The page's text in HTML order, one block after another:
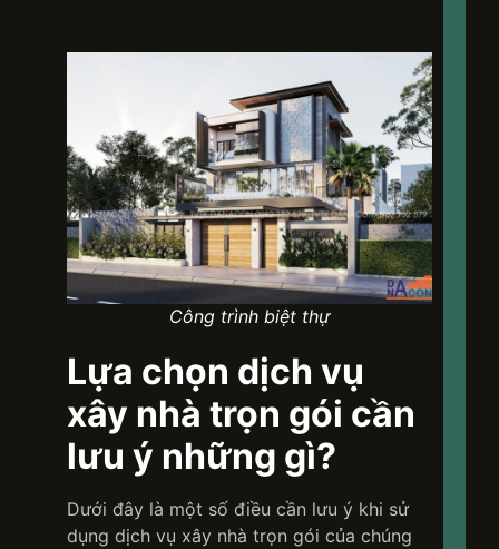
Công trình biệt thự
Lựa chọn dịch vụ
xây nhà trọn gói cần
lưu ý những gì?
Dưới đây là một số điều cần lưu ý khi sử
dụng dịch vụ xây nhà trọn gói của chúng